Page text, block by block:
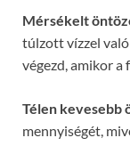
Mérsékelt
túlzott vízzel
végezd, amikor a
Télen kevesebb
mennyiségét,